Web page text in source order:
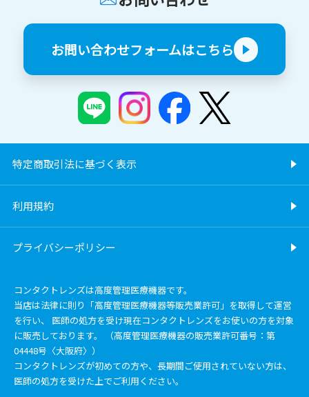
お問い合わせフォームはこちら
特定商取引法に基づく表示
利用規約
プライバシーポリシー
コンタクトレンズは高度管理医療機器です。
当店は法律に則り「高度管理医療機器等販売業許可」を取得して運営
を行い、 医師の処方を受け現在コンタクトレンズをお使いの方を対象
に販売しております。 （高度管理医療機器の販売業許可番号：第
04448号〈大阪府〉）
コンタクトレンズが初めての方や、長期間ご使用されていない方は、
医師の処方を受けた上でご利用ください。